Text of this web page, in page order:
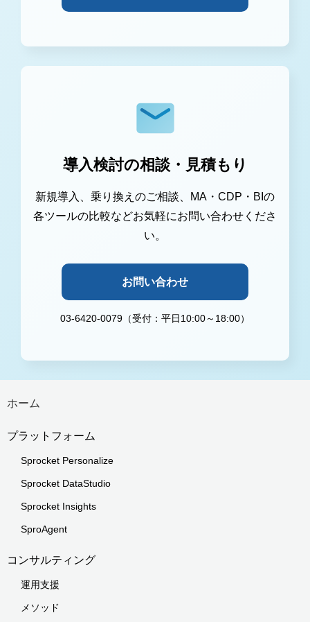
導入検討の相談・見積もり
新規導入、乗り換えのご相談、MA・CDP・BIの
各ツールの比較などお気軽にお問い合わせくださ
い。
お問い合わせ
03-6420-0079（受付：平日10:00～18:00）
ホーム
プラットフォーム
Sprocket Personalize
Sprocket DataStudio
Sprocket Insights
SproAgent
コンサルティング
運用支援
メソッド